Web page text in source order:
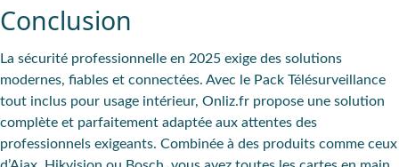
Conclusion
La sécurité professionnelle en 2025 exige des solutions
modernes, fiables et connectées. Avec le Pack Télésurveillance
tout inclus pour usage intérieur, Onliz.fr propose une solution
complète et parfaitement adaptée aux attentes des
professionnels exigeants. Combinée à des produits comme ceux